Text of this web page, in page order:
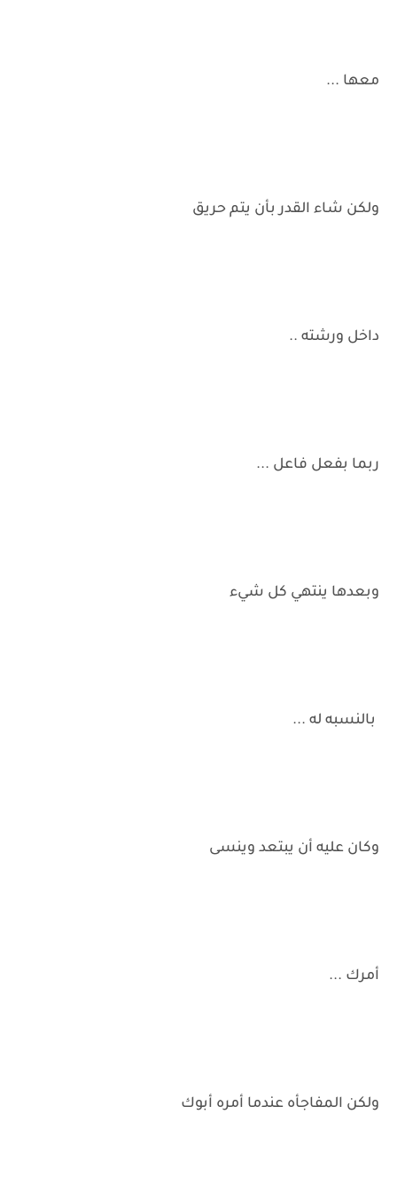
معها ...
ولكن شاء القدر بأن يتم حريق
داخل ورشته ..
ربما بفعل فاعل ...
وبعدها ينتهي كل شيء
بالنسبه له ...
وكان عليه أن يبتعد وينسى
أمرك ...
ولكن المفاجأه عندما أمره أبوك